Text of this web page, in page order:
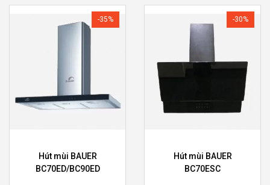
-35%
Hút mùi BAUER
BC70ED/BC90ED
-30%
Hút mùi BAUER
BC70ESC